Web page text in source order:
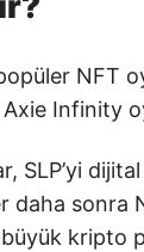
NFT
Axie Infinity
daha sonra
kripto